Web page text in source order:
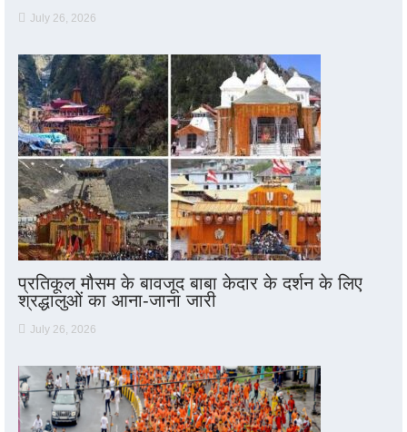
July 26, 2026
प्रतिकूल मौसम के बावजूद बाबा केदार के दर्शन के लिए
श्रद्धालुओं का आना-जाना जारी
July 26, 2026